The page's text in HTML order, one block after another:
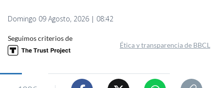
Domingo 09 Agosto, 2026 | 08:42
Seguimos criterios de
Ética y transparencia de BBCL